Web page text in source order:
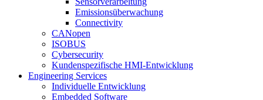
Emissionsüberwachung
Connectivity
CANopen
ISOBUS
Cybersecurity
Kundenspezifische HMI-Entwicklung
Engineering Services
Individuelle Entwicklung
Embedded Software